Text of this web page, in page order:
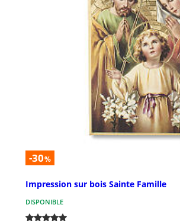
-30%
Impression sur bois Sainte Famille
DISPONIBLE